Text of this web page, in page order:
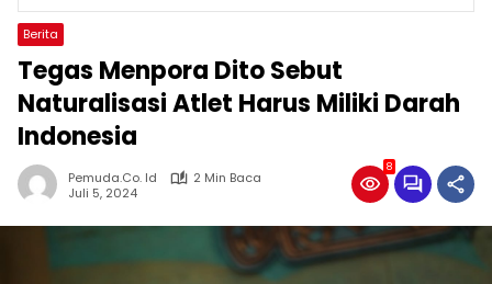
Berita
Tegas Menpora Dito Sebut
Naturalisasi Atlet Harus Miliki Darah
Indonesia
Pemuda.co. Id
2 Min Baca
Juli 5, 2024
8